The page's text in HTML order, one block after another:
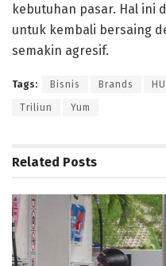
kebutuhan pasar. Hal ini
untuk kembali bersaing
semakin agresif.
Tags: Bisnis Brands
Triliun Yum
Related Posts